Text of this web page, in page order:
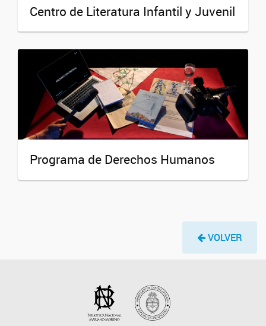
Centro de Literatura Infantil y Juvenil
Programa de Derechos Humanos
VOLVER